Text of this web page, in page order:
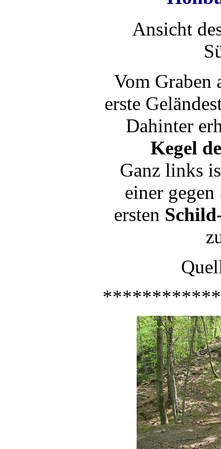
Ansicht
Vom Graben
erste
Dahinter
Kegel
Ganz links
einer
ersten